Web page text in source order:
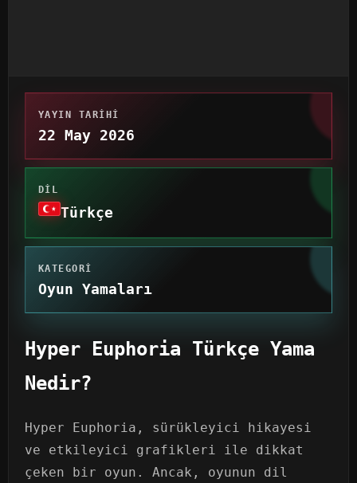
YAYIN TARIHI
22 May 2026
DIL
Türkçe
KATEGORI
Oyun Yamaları
Hyper Euphoria Türkçe Yama
Nedir?
Hyper Euphoria, sürükleyici hikayesi
ve etkileyici grafikleri ile dikkat
çeken bir oyun. Ancak, oyunun dil